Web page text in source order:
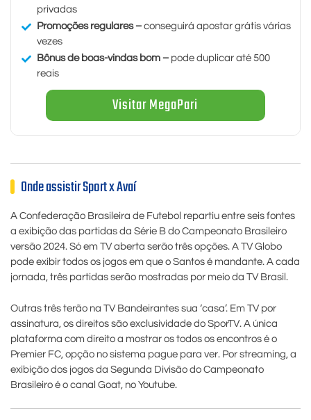
privadas
Promoções regulares – conseguirá apostar grátis várias
vezes
Bônus de boas-vindas bom – pode duplicar até 500
reais
Visitar MegaPari
Onde assistir Sport x Avaí
A Confederação Brasileira de Futebol repartiu entre seis fontes
a exibição das partidas da Série B do Campeonato Brasileiro
versão 2024. Só em TV aberta serão três opções. A TV Globo
pode exibir todos os jogos em que o Santos é mandante. A cada
jornada, três partidas serão mostradas por meio da TV Brasil.
Outras três terão na TV Bandeirantes sua ‘casa’. Em TV por
assinatura, os direitos são exclusividade do SporTV. A única
plataforma com direito a mostrar os todos os encontros é o
Premier FC, opção no sistema pague para ver. Por streaming, a
exibição dos jogos da Segunda Divisão do Campeonato
Brasileiro é o canal Goat, no Youtube.